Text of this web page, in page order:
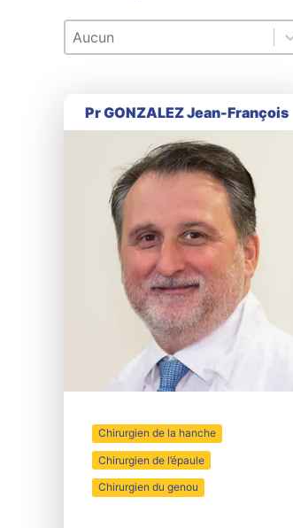
Nom du praticen
Nom du praticen
Nom du praticen
Pr GONZALEZ Jean-François
Chirurgien de la hanche
Chirurgien de l’épaule
Chirurgien du genou